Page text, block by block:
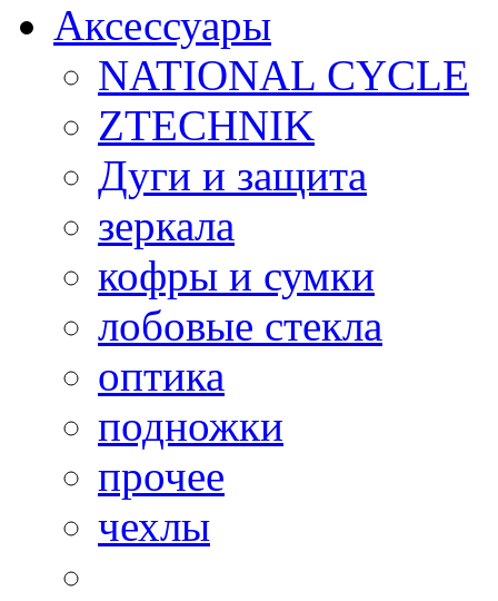
Аксессуары
NATIONAL CYCLE
ZTECHNIK
Дуги и защита
зеркала
кофры и сумки
лобовые стекла
оптика
подножки
прочее
чехлы